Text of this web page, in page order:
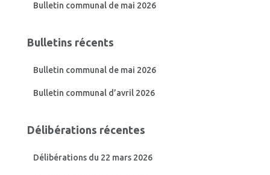
Bulletin communal de mai 2026
Bulletins récents
Bulletin communal de mai 2026
Bulletin communal d’avril 2026
Délibérations récentes
Délibérations du 22 mars 2026